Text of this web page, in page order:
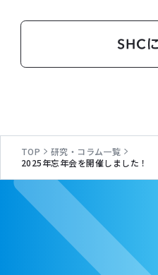
SHC
TOP
研究・コラム一覧
2025年忘年会を開催しました！